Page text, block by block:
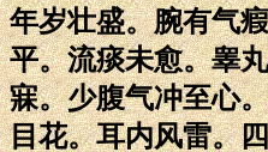
年岁壮盛。腕有气
平。流痰未愈。睾
寐。少腹气冲至心
目花。耳内风雷。